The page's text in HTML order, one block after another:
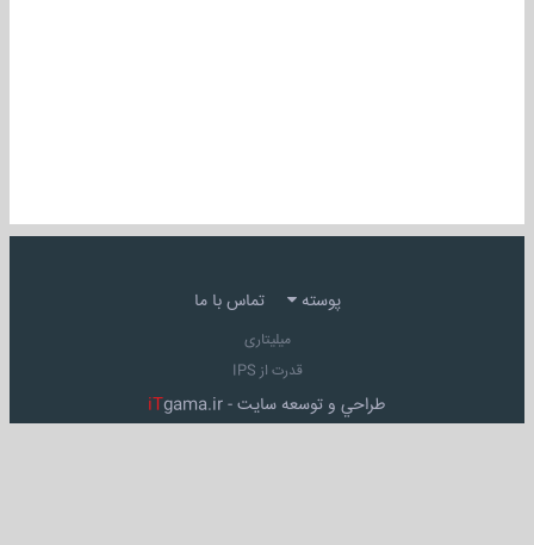
پوسته تماس با ما
میلیتاری
قدرت از IPS
طراحي و توسعه سايت - iTgama.ir